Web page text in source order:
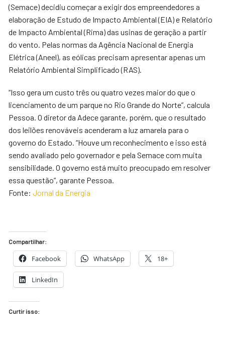
(Semace) decidiu começar a exigir dos empreendedores a
elaboração de Estudo de Impacto Ambiental (EIA) e Relatório
de Impacto Ambiental (Rima) das usinas de geração a partir
do vento. Pelas normas da Agência Nacional de Energia
Elétrica (Aneel), as eólicas precisam apresentar apenas um
Relatório Ambiental Simplificado (RAS).
“Isso gera um custo três ou quatro vezes maior do que o
licenciamento de um parque no Rio Grande do Norte”, calcula
Pessoa. O diretor da Adece garante, porém, que o resultado
dos leilões renováveis acenderam a luz amarela para o
governo do Estado. “Houve um reconhecimento e isso está
sendo avaliado pelo governador e pela Semace com muita
sensibilidade. O governo está muito preocupado em resolver
essa questão”, garante Pessoa.
Fonte:Jornal da Energia
Compartilhar:
Facebook WhatsApp 18+
LinkedIn
Curtir isso: